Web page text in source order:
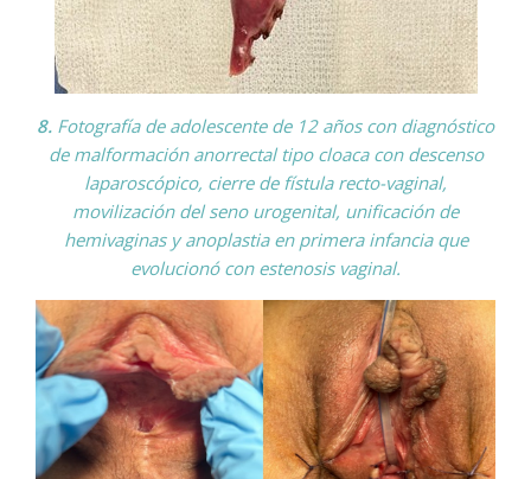
8. Fotografía de adolescente de 12 años con diagnóstico
de malformación anorrectal tipo cloaca con descenso
laparoscópico, cierre de fístula recto-vaginal,
movilización del seno urogenital, unificación de
hemivaginas y anoplastia en primera infancia que
evolucionó con estenosis vaginal.